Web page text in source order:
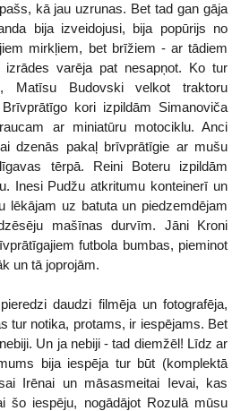
kā jau uzrunas. Bet tad gan gāja
bija izveidojusi, bija popūrijs no
mirkļiem, bet brīžiem - ar tādiem
varēja pat nesapņot. Ko tur
Matīsu Budovski velkot traktoru
kori izpildām Simanoviča
ar miniatūru motociklu. Anci
dzenās pakaļ brīvprātīgie ar mušu
tērpā. Reini Boteru izpildām
Inesi Pudžu atkritumu konteinerī un
lēkājam uz batuta un piedzemdējam
mašīnas durvīm. Jāni Kroni
futbola bumbas, pieminot
un tā joprojām.
daudzi filmēja un fotografēja,
tur notika, protams, ir iespējams. Bet
Un ja nebiji - tad diemžēl! Līdz ar
bija iespēja tur būt (komplektā
Irēnai un māsasmeitai Ievai, kas
šo iespēju, nogādājot Rozulā mūsu